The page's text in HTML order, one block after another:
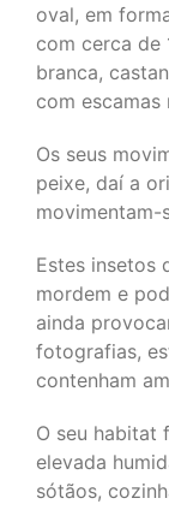
oval, em
com cerca de
branca,
com escamas
Os seus
peixe, daí a
movimentam-
Estes insetos
mordem e
ainda
fotografias,
contenham
O seu habitat
elevada
sótãos,